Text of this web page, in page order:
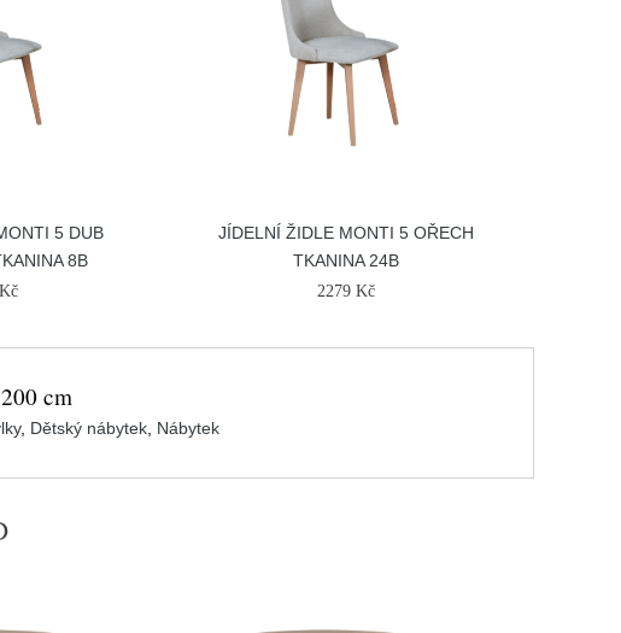
5 DUB
8B
JÍDELNÍ ŽIDLE MONTI 5 OŘECH
TKANINA 24B
2279 Kč
cm
, Dětský nábytek Nábytek